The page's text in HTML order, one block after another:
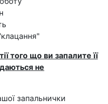
того що ви запалите її
не
запальнички